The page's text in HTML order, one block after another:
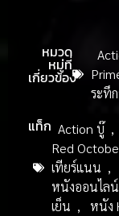
หมวด
หมู่ที่
เกี่ยวข้อง
ระทึ
แท็ก Action บู๊ ,
Red
เทียร์แนน ,
หนังออนไลน์
เย็น , หนัง